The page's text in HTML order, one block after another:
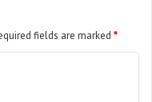
fields are marked *